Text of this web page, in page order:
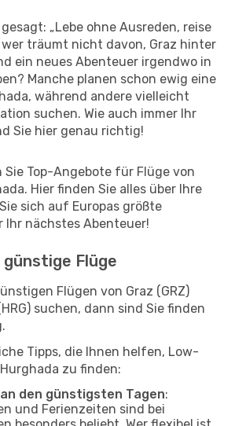
„Lebe ohne Ausreden, reise
wer träumt nicht davon, Graz hinter
ein neues Abenteuer irgendwo in
Manche planen schon ewig eine
während andere vielleicht
suchen. Wie auch immer Ihr
Sie hier genau richtig!
Sie Top-Angebote für Flüge von
Hier finden Sie alles über Ihre
sich auf Europas größte
Ihr nächstes Abenteuer!
günstige Flüge
Flügen von Graz (GRZ)
suchen, dann sind Sie finden
Tipps, die Ihnen helfen, Low-
zu finden:
den günstigsten Tagen:
und Ferienzeiten sind bei